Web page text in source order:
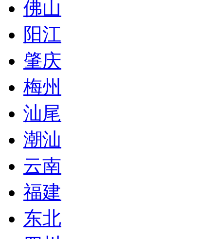
佛山
阳江
肇庆
梅州
汕尾
潮汕
云南
福建
东北